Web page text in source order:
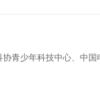
青少年科技中心、中国